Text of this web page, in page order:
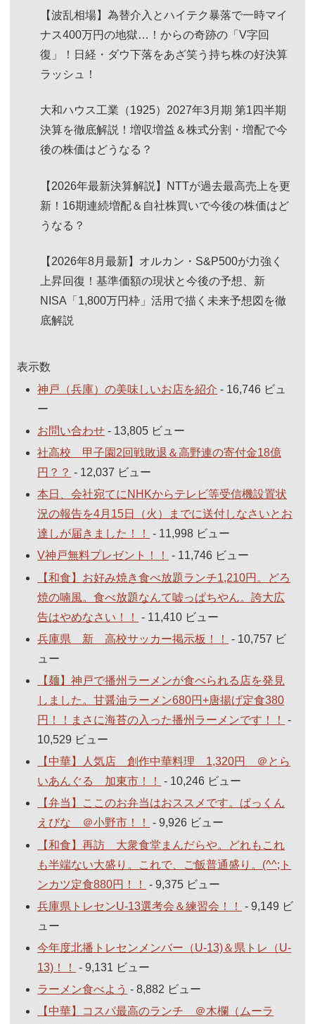
【波乱相場】為替介入とハイテク暴落で一時マイ
ナス400万円の地獄…！からの奇跡の「V字回
復」！日経・ダウ下落をあざ笑う持ち株の好決算
ラッシュ！
大和ハウス工業（1925）2027年3月期 第1四半期
決算を徹底解説！増収増益＆株式分割・増配で今
後の株価はどうなる？
【2026年最新決算解説】NTTが過去最高売上を更
新！16期連続増配＆自社株買いで今後の株価はど
うなる？
【2026年8月最新】オルカン・S&P500が力強く
上昇回復！基準価額の現状と今後の予想、新
NISA「1,800万円枠」活用で描く未来予想図を徹
底解説
表示数
神戸（兵庫）の美味しいお店を紹介 - 16,746 ビュ
ー
お問い合わせ - 13,805 ビュー
社高校 甲子園2回戦敗退＆高野連の寄付金18億
円？？ - 12,037 ビュー
本日、会社宛てにNHKからテレビ等受信機設置状
況の報告を4月15日（火）までに送付しなさいとお
達しが届きました！！
- 11,998 ビュー
V神戸無料プレゼント！！
- 11,746 ビュー
【和食】お好み焼き食べ放題ランチ1,210円。どろ
焼の喃風。食べ放題なんて嘘っぱちやん。誇大広
告はやめなさい！！
- 11,410 ビュー
兵庫県 新 高校サッカー掲示板！！
- 10,757 ビ
ュー
【麺】神戸で播州ラーメンが食べられる店を発見
しました。甘醤油ラーメン680円+唐揚げ定食380
円！！まさに海苔の入った播州ラーメンです！！
-
10,529 ビュー
【中華】人気店 創作中華料理 1,320円 ＠とら
いあんぐる 加東市！！
- 10,246 ビュー
【弁当】ここのお弁当はおススメです。ぱっくん
えびな ＠小野市！！
- 9,926 ビュー
【和食】再訪 大衆食堂まんだらや。どれもこれ
も半端ない大盛り。これで、ご飯普通盛り。(^^;ト
ンカツ定食880円！！
- 9,375 ビュー
兵庫県トレセンU-13選考会＆練習会！！
- 9,149 ビ
ュー
今年度北播トレセンメンバー（U-13)＆県トレ（U-
13)！！
- 9,131 ビュー
ラーメン食べよう - 8,882 ビュー
【中華】コスパ最高のランチ ＠木欄（ムーラ